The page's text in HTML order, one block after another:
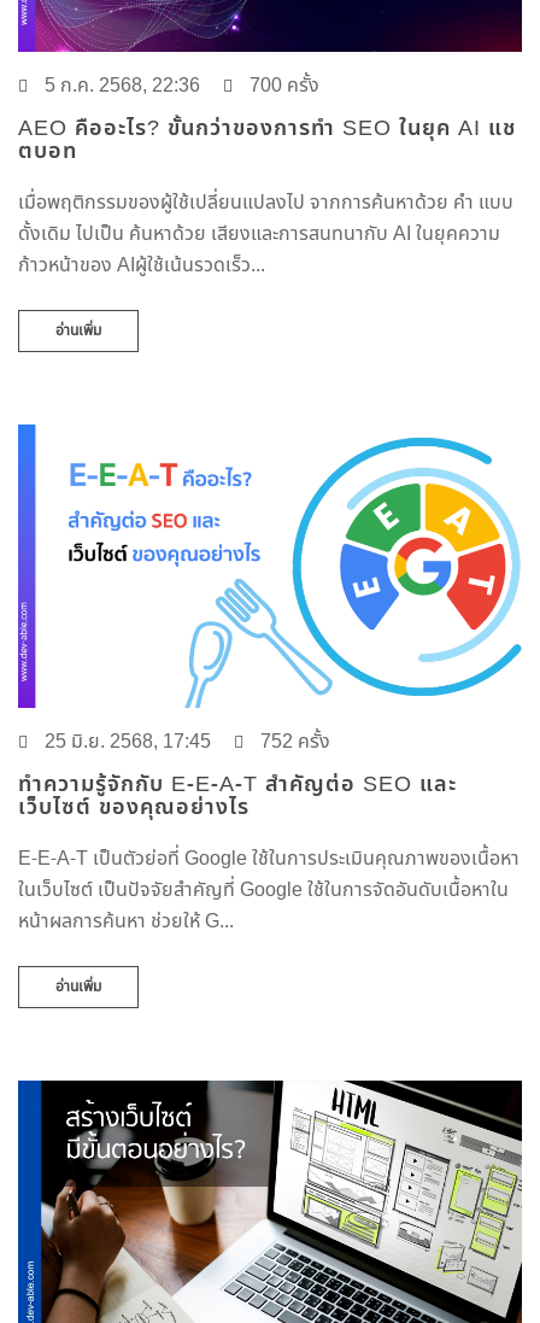
5 ก.ค. 2568, 22:36 700 ครั้ง
AEO คืออะไร? ขั้นกว่าของการทำ SEO ในยุค AI แช
ตบอท
เมื่อพฤติกรรมของผู้ใช้เปลี่ยนแปลงไป จากการค้นหาด้วย คำ แบบ
ดั้งเดิม ไปเป็น ค้นหาด้วย เสียงและการสนทนากับ AI ในยุคความ
ก้าวหน้าของ AIผู้ใช้เน้นรวดเร็ว...
อ่านเพิ่ม
25 มิ.ย. 2568, 17:45 752 ครั้ง
ทําความรู้จักกับ E-E-A-T สำคัญต่อ SEO และ
เว็บไซต์ ของคุณอย่างไร
E-E-A-T เป็นตัวย่อที่ Google ใช้ในการประเมินคุณภาพของเนื้อหา
ในเว็บไซต์ เป็นปัจจัยสำคัญที่ Google ใช้ในการจัดอันดับเนื้อหาใน
หน้าผลการค้นหา ช่วยให้ G...
อ่านเพิ่ม